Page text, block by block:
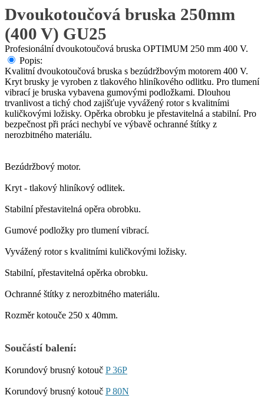
Dvoukotoučová bruska 250mm
(400 V) GU25
Profesionální dvoukotoučová bruska OPTIMUM 250 mm 400 V.
Popis:
Kvalitní dvoukotoučová bruska s bezúdržbovým motorem 400 V.
Kryt brusky je vyroben z tlakového hliníkového odlitku. Pro tlumení
vibrací je bruska vybavena gumovými podložkami. Dlouhou
trvanlivost a tichý chod zajišťuje vyvážený rotor s kvalitními
kuličkovými ložisky. Opěrka obrobku je přestavitelná a stabilní. Pro
bezpečnost při práci nechybí ve výbavě ochranné štítky z
nerozbitného materiálu.
Bezúdržbový motor.
Kryt - tlakový hliníkový odlitek.
Stabilní přestavitelná opěra obrobku.
Gumové podložky pro tlumení vibrací.
Vyvážený rotor s kvalitními kuličkovými ložisky.
Stabilní, přestavitelná opěrka obrobku.
Ochranné štítky z nerozbitného materiálu.
Rozměr kotouče 250 x 40mm.
Součástí balení:
Korundový brusný kotouč P 36P
Korundový brusný kotouč P 80N